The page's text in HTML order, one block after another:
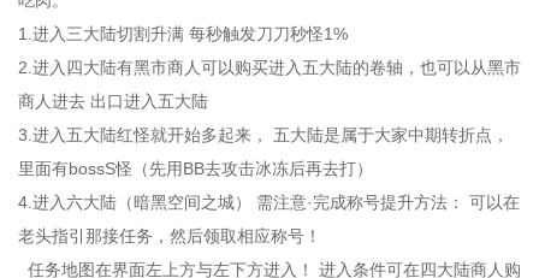
1.进入三大陆切割升满 每秒触发刀刀秒怪1%
2.进入四大陆有黑市商人可以购买进入五大陆的卷轴，也可以从黑市
商人进去 出口进入五大陆
3.进入五大陆红怪就开始多起来， 五大陆是属于大家中期转折点，
里面有bossS怪（先用BB去攻击冰冻后再去打）
4.进入六大陆（暗黑空间之城） 需注意·完成称号提升方法： 可以在
老头指引那接任务，然后领取相应称号！
任务地图在界面左上方与左下方进入！ 进入条件可在四大陆商人购